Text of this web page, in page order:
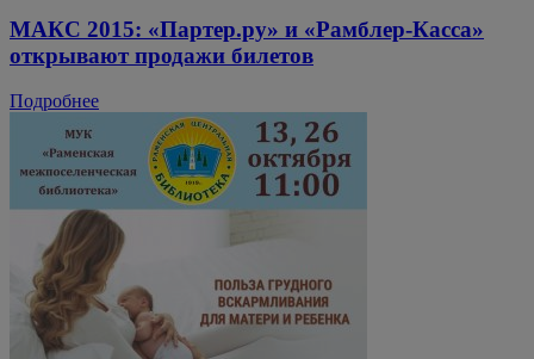
МАКС 2015: «Партер.ру» и «Рамблер-Касса»
открывают продажи билетов
Подробнее